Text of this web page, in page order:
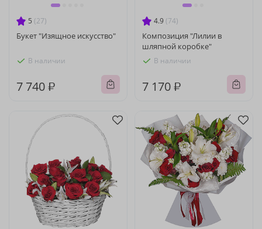
5 (27)
Букет "Изящное искусство"
В наличии
7 740 ₽
4.9 (74)
Композиция "Лилии в
шляпной коробке"
В наличии
7 170 ₽